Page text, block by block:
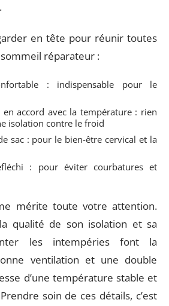
en tête pour réunir toutes
sommeil réparateur :
: indispensable pour le
en accord avec la température : rien
isolation contre le froid
sac : pour le bien-être cervical et la
: pour éviter courbatures et
mérite toute votre attention.
qualité de son isolation et sa
les intempéries font la
ventilation et une double
d’une température stable et
soin de ces détails, c’est